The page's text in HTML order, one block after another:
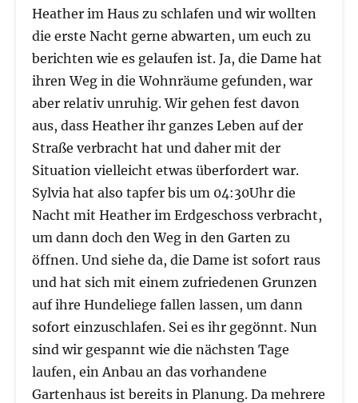
Heather im Haus zu schlafen und wir wollten
die erste Nacht gerne abwarten, um euch zu
berichten wie es gelaufen ist. Ja, die Dame hat
ihren Weg in die Wohnräume gefunden, war
aber relativ unruhig. Wir gehen fest davon
aus, dass Heather ihr ganzes Leben auf der
Straße verbracht hat und daher mit der
Situation vielleicht etwas überfordert war.
Sylvia hat also tapfer bis um 04:30Uhr die
Nacht mit Heather im Erdgeschoss verbracht,
um dann doch den Weg in den Garten zu
öffnen. Und siehe da, die Dame ist sofort raus
und hat sich mit einem zufriedenen Grunzen
auf ihre Hundeliege fallen lassen, um dann
sofort einzuschlafen. Sei es ihr gegönnt. Nun
sind wir gespannt wie die nächsten Tage
laufen, ein Anbau an das vorhandene
Gartenhaus ist bereits in Planung. Da mehrere